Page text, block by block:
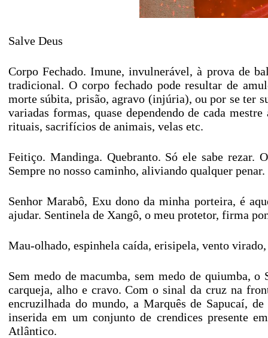
Salve Deus
Corpo Fechado. Imune, invulnerável, à prova de
tradicional. O corpo fechado pode resultar de
morte súbita, prisão, agravo (injúria), ou por se ter
variadas formas, quase dependendo de cada
rituais, sacrifícios de animais, velas etc.
Feitiço. Mandinga. Quebranto. Só ele sabe rezar.
Sempre no nosso caminho, aliviando qualquer penar.
Senhor Marabô, Exu dono da minha porteira, é
ajudar. Sentinela de Xangô, o meu protetor, firma
Mau-olhado, espinhela caída, erisipela, vento
Sem medo de macumba, sem medo de quiumba,
carqueja, alho e cravo. Com o sinal da cruz na
encruzilhada do mundo, a Marquês de Sapucaí,
inserida em um conjunto de crendices presente
Atlântico.